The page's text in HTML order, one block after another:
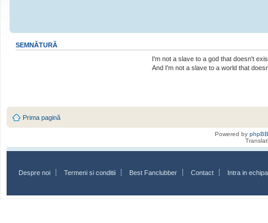
SEMNĂTURĂ
I'm not a slave to a god that doesn't
And I'm not a slave to a world that
Prima pagină
Powered by phpBB
Despre noi Termeni si conditii Best Fanclubber Contact Intra in